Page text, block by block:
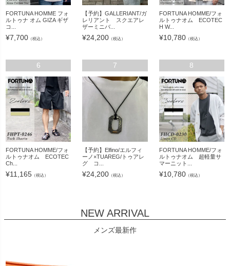
FORTUNA HOMME フォ
ルトゥナ オム GIZA ギザ
コ...
¥7,700 （税込）
【予約】GALLERIANT/ガ
レリアント スクエアレ
ザーミニバ...
¥24,200 （税込）
FORTUNA HOMME/フォ
ルトゥナオム ECOTEC
H W...
¥10,780（税込）
6
FORTUNA HOMME/フォ
ルトゥナオム ECOTEC
Ch...
¥11,165 （税込）
7
【予約】Elfino/エルフィ
ーノ×TUAREG/トゥアレ
グ コ...
¥24,200 （税込）
8
FORTUNA HOMME/フォ
ルトゥナオム 超軽量サ
マーニット...
¥10,780（税込）
NEW ARRIVAL
メンズ最新作